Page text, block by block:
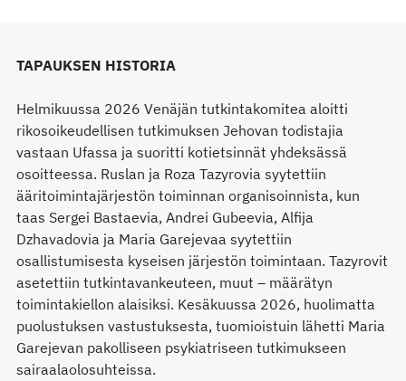
TAPAUKSEN HISTORIA
Helmikuussa 2026 Venäjän tutkintakomitea aloitti
rikosoikeudellisen tutkimuksen Jehovan todistajia
vastaan Ufassa ja suoritti kotietsinnät yhdeksässä
osoitteessa. Ruslan ja Roza Tazyrovia syytettiin
ääritoimintajärjestön toiminnan organisoinnista, kun
taas Sergei Bastaevia, Andrei Gubeevia, Alfija
Dzhavadovia ja Maria Garejevaa syytettiin
osallistumisesta kyseisen järjestön toimintaan. Tazyrovit
asetettiin tutkintavankeuteen, muut – määrätyn
toimintakiellon alaisiksi. Kesäkuussa 2026, huolimatta
puolustuksen vastustuksesta, tuomioistuin lähetti Maria
Garejevan pakolliseen psykiatriseen tutkimukseen
sairaalaolosuhteissa.